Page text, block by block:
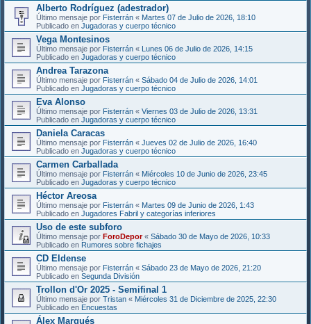
Alberto Rodríguez (adestrador)
Último mensaje por Fisterrán « Martes 07 de Julio de 2026, 18:10
Publicado en Jugadoras y cuerpo técnico
Vega Montesinos
Último mensaje por Fisterrán « Lunes 06 de Julio de 2026, 14:15
Publicado en Jugadoras y cuerpo técnico
Andrea Tarazona
Último mensaje por Fisterrán « Sábado 04 de Julio de 2026, 14:01
Publicado en Jugadoras y cuerpo técnico
Eva Alonso
Último mensaje por Fisterrán « Viernes 03 de Julio de 2026, 13:31
Publicado en Jugadoras y cuerpo técnico
Daniela Caracas
Último mensaje por Fisterrán « Jueves 02 de Julio de 2026, 16:40
Publicado en Jugadoras y cuerpo técnico
Carmen Carballada
Último mensaje por Fisterrán « Miércoles 10 de Junio de 2026, 23:45
Publicado en Jugadoras y cuerpo técnico
Héctor Areosa
Último mensaje por Fisterrán « Martes 09 de Junio de 2026, 1:43
Publicado en Jugadores Fabril y categorías inferiores
Uso de este subforo
Último mensaje por ForoDepor« Sábado 30 de Mayo de 2026, 10:33
Publicado en Rumores sobre fichajes
CD Eldense
Último mensaje por Fisterrán « Sábado 23 de Mayo de 2026, 21:20
Publicado en Segunda División
Trollon d'Or 2025 - Semifinal 1
Último mensaje por Tristan « Miércoles 31 de Diciembre de 2025, 22:30
Publicado en Encuestas
Álex Marqués